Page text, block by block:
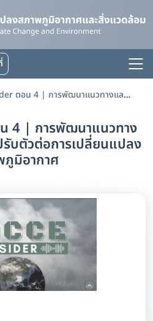
DCCE Insider ตอน 4 | การพัฒนาแนวทางและศักยภาพในการปรับตัวต่อการเปลี่ยนแปลงสภาพภูมิอากาศ
4 | การพัฒนาแนวทาง
บตัวต่อการเปลี่ยนแปลง
ภูมิอากาศ